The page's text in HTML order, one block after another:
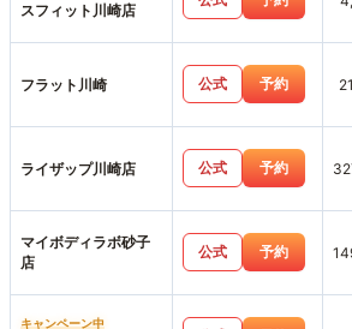
スフィット川崎店
フラット川崎 公式 予約
ライザップ川崎店 公式 予約
マイボディラボ砂子
店
公式 予約
キャンペーン中